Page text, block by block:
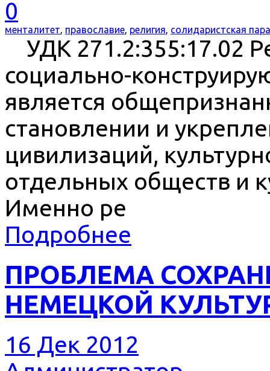
0
менталитет, православие, религия, солидаристская
УДК 271.2:355:17.02
социально-
является
становлении и
цивилизаций,
отдельных обществ и
Именно ре
Подробнее
ПРОБЛЕМА
НЕМЕЦКОЙ
16 Дек 2012